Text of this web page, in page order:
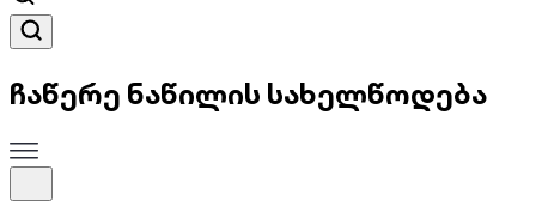
ჩაწერე ნაწილის სახელწოდება